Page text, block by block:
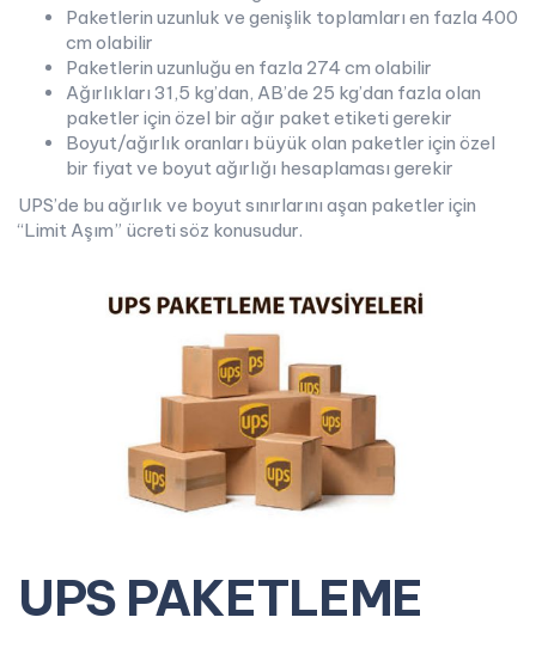
Paketlerin uzunluk ve genişlik toplamları en fazla 400
cm olabilir
Paketlerin uzunluğu en fazla 274 cm olabilir
Ağırlıkları 31,5 kg’dan, AB’de 25 kg’dan fazla olan
paketler için özel bir ağır paket etiketi gerekir
Boyut/ağırlık oranları büyük olan paketler için özel
bir fiyat ve boyut ağırlığı hesaplaması gerekir
UPS’de bu ağırlık ve boyut sınırlarını aşan paketler için
“Limit Aşım” ücreti söz konusudur.
UPS PAKETLEME